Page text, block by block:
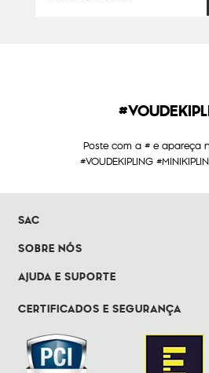
Poste com a # e apareça
#VOUDEKIPLING
SAC
SOBRE NÓS
AJUDA E SUPORTE
CERTIFICADOS E SEGURANÇA